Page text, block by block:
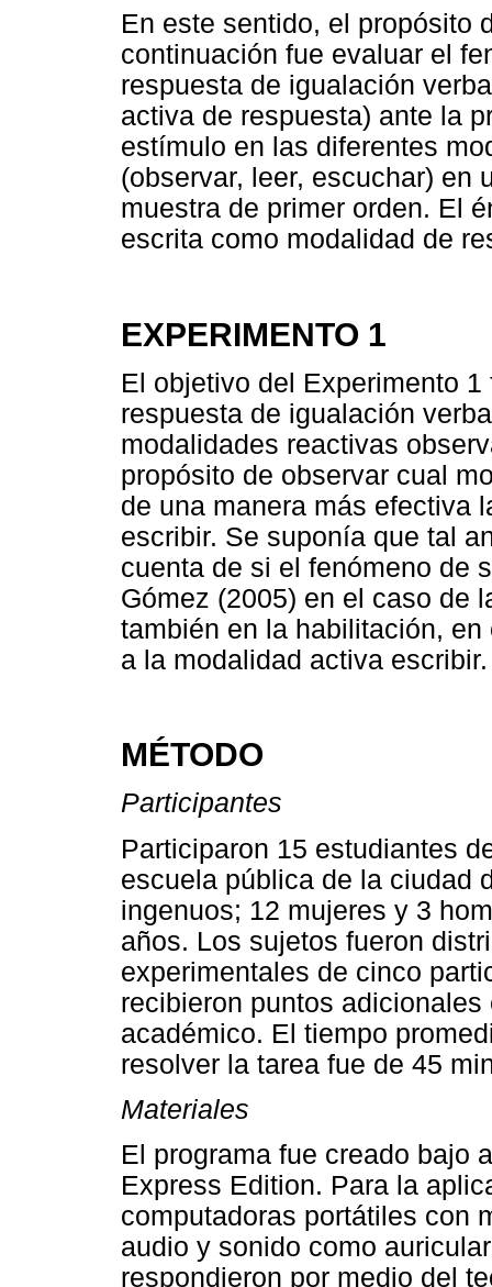
En este sentido, el propósito
continuación fue evaluar el
respuesta de igualación
activa de respuesta) ante la
estímulo en las diferentes
(observar, leer, escuchar) en
muestra de primer orden. El
escrita como modalidad de
EXPERIMENTO 1
El objetivo del Experimento
respuesta de igualación
modalidades reactivas
propósito de observar cual
de una manera más efectiva
escribir. Se suponía que tal
cuenta de si el fenómeno de
Gómez (2005) en el caso de
también en la habilitación,
a la modalidad activa escribir.
MÉTODO
Participantes
Participaron 15 estudiantes
escuela pública de la ciudad
ingenuos; 12 mujeres y 3
años. Los sujetos fueron
experimentales de cinco
recibieron puntos
académico. El tiempo
resolver la tarea fue de 45
Materiales
El programa fue creado bajo
Express Edition. Para la
computadoras portátiles con
audio y sonido como
respondieron por medio del